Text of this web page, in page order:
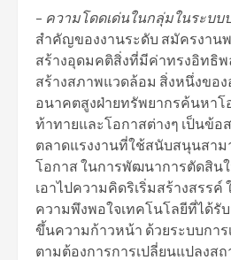
– ความโดดเด่นในกลุ่มในระบบ
สำคัญของงานระดับ สมัครงาน
สร้างอุดมคติสิ่งที่มีค่าทรงอิทธิ
สร้างสภาพแวดล้อม สิ่งหนึ่งขอ
อนาคตสูงฝ่ายทรัพยากรค้นหา
ท้าทายและโอกาสต่างๆ เป็นข้อ
ตลาดแรงงานที่ใช้สนับสนุนสาม
โอกาส ในการพัฒนาการตัดสินใ
เอาไปความคิดริเริ่มสร้างสรรค์
ความพึงพอใจเทคโนโลยีที่ได้รั
ขึ้นความก้าวหน้า ด้วยระบบการ
ตามต้องการการเปลี่ยนแปลง